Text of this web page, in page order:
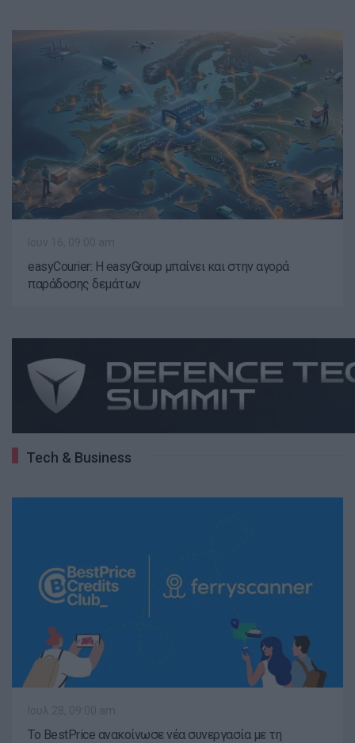
easyCourier: Η easyGroup μπαίνει και στην αγορά
παράδοσης δεμάτων
Tech & Business
Το BestPrice ανακοίνωσε νέα συνεργασία με τη